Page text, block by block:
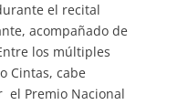
el recital
acompañado de
los múltiples
Cintas, cabe
el Premio Nacional